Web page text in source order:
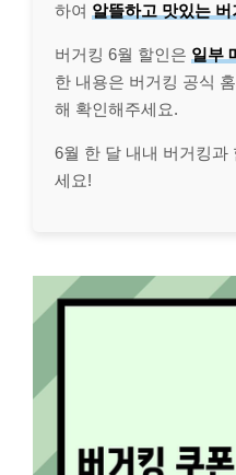
하여 알뜰하고 맛있는
버거킹 6월 할인은 일부
한 내용은 버거킹 공식
해 확인해주세요.
6월 한 달 내내 버거킹과
세요!